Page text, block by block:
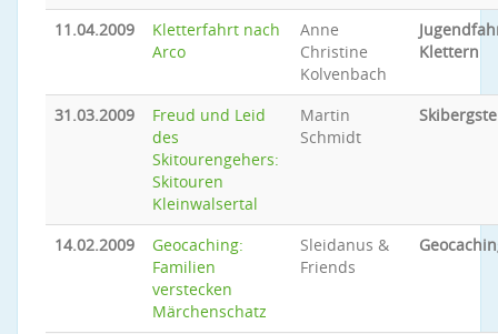
11.04.2009
Kletterfahrt nach
Arco
Anne
Christine
Kolvenbach
Klettern
31.03.2009
Freud und Leid
des
Skitourengehers:
Skitouren
Kleinwalsertal
Martin
Schmidt
14.02.2009
Geocaching:
Familien
verstecken
Märchenschatz
Sleidanus &
Friends